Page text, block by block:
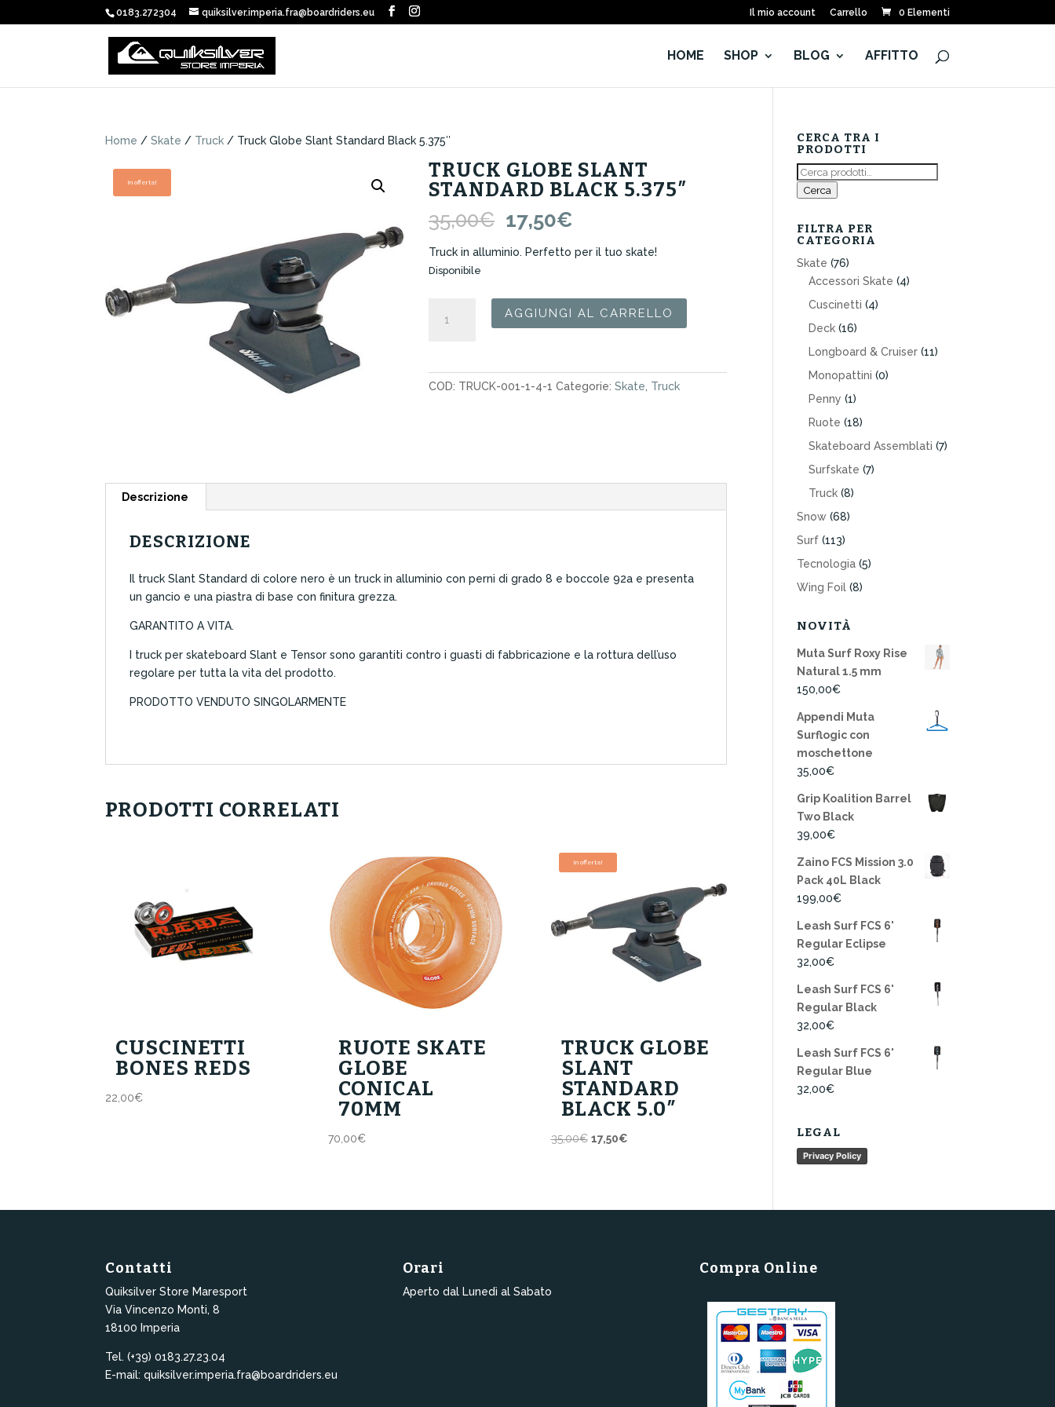
0183.272304 quiksilver.imperia.fra@boardriders.eu Il mio account Carrello 0 Elementi
HOME SHOP BLOG AFFITTO
Home /Skate / Truck / Truck Globe Slant Standard Black 5.375″
In offerta!
TRUCK GLOBE SLANT
STANDARD BLACK 5.375″
35,00€ Il
prezzo
originale
17,50€
attuale
Truck in alluminio. Perfetto per il tuo skate!
Disponibile
Globe
AGGIUNGI AL CARRELLO
COD: TRUCK-001-1-4-1 Categorie:Skate Truck
Descrizione
DESCRIZIONE
Il truck Slant Standard di colore nero è un truck in alluminio con perni di grado 8 e boccole 92a e presenta
un gancio e una piastra di base con finitura grezza.
GARANTITO A VITA.
I truck per skateboard Slant e Tensor sono garantiti contro i guasti di fabbricazione e la rottura dell’uso
regolare per tutta la vita del prodotto.
PRODOTTO VENDUTO SINGOLARMENTE
PRODOTTI CORRELATI
CUSCINETTI
BONES REDS
22,00€
RUOTE SKATE
GLOBE
CONICAL
70MM
70,00€
In offerta!
TRUCK GLOBE
SLANT
STANDARD
BLACK 5.0″
35,00€ Il
35,00€.
17,50€Il
17,50€.
CERCA TRA I
PRODOTTI
Cerca:
Cerca
FILTRA PER
CATEGORIA
Skate (76)
Accessori Skate (4)
Cuscinetti (4)
Deck (16)
Longboard & Cruiser (11)
Monopattini (0)
Penny (1)
Ruote (18)
Skateboard Assemblati (7)
Surfskate (7)
Truck (8)
Snow (68)
Surf (113)
Tecnologia (5)
Wing Foil (8)
NOVITÀ
Muta Surf Roxy Rise
Natural 1.5 mm
150,00€
Appendi Muta
Surflogic con
moschettone
35,00€
Grip Koalition Barrel
Two Black
39,00€
Zaino FCS Mission 3.0
Pack 40L Black
199,00€
Leash Surf FCS 6'
Regular Eclipse
32,00€
Leash Surf FCS 6'
Regular Black
32,00€
Leash Surf FCS 6'
Regular Blue
32,00€
LEGAL
Privacy Policy
Contatti
Quiksilver Store Maresport
Via Vincenzo Monti, 8
18100 Imperia
Tel. (+39) 0183.27.23.04
E-mail: quiksilver.imperia.fra@boardriders.eu
Orari
Aperto dal Lunedì al Sabato
Compra Online